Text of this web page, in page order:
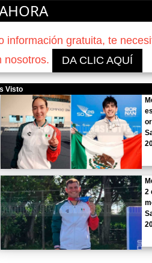
información gratuita, te
nosotros.
DA CLIC AQUÍ
Visto
2